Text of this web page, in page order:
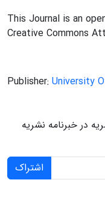
This Journal is an
Creative Commons
Publisher: University
در خبرنامه نشریه
اشتراک